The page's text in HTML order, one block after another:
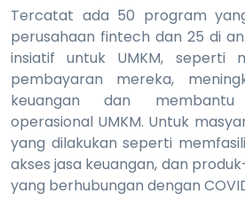
Tercatat ada 50 program
perusahaan fintech dan 25 di
insiatif untuk UMKM, seperti
pembayaran mereka,
keuangan dan
operasional UMKM. Untuk
yang dilakukan seperti
akses jasa keuangan, dan
yang berhubungan dengan